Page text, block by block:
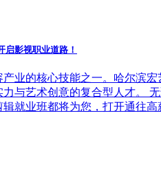
影视职业道路！
业的核心技能之一。哈尔滨宏
与艺术创意的复合型人才。
就业班都将为您，打开通往高